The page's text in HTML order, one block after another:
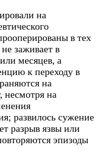
на
в тех
заживает в
месяцев, а
к переходу в
на
несмотря на
развилось сужение
разрыв язвы или
эпизоды